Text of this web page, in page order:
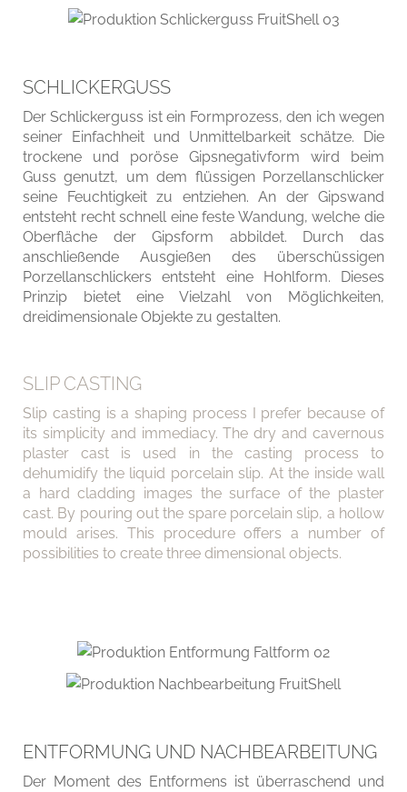
SCHLICKERGUSS
Der Schlickerguss ist ein Formprozess, den ich wegen
seiner Einfachheit und Unmittelbarkeit schätze. Die
trockene und poröse Gipsnegativform wird beim
Guss genutzt, um dem flüssigen Porzellanschlicker
seine Feuchtigkeit zu entziehen. An der Gipswand
entsteht recht schnell eine feste Wandung, welche die
Oberfläche der Gipsform abbildet. Durch das
anschließende Ausgießen des überschüssigen
Porzellanschlickers entsteht eine Hohlform. Dieses
Prinzip bietet eine Vielzahl von Möglichkeiten,
dreidimensionale Objekte zu gestalten.
SLIP CASTING
Slip casting is a shaping process I prefer because of
its simplicity and immediacy. The dry and cavernous
plaster cast is used in the casting process to
dehumidify the liquid porcelain slip. At the inside wall
a hard cladding images the surface of the plaster
cast. By pouring out the spare porcelain slip, a hollow
mould arises. This procedure offers a number of
possibilities to create three dimensional objects.
ENTFORMUNG UND NACHBEARBEITUNG
Der Moment des Entformens ist überraschend und